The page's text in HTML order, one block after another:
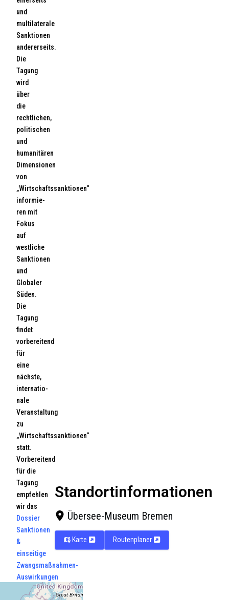
und
multilaterale
Sanktionen
andererseits.
Die
Tagung
wird
über
die
rechtlichen,
politischen
und
humanitären
Dimensionen
von
„Wirtschaftssanktionen“
informie-
ren mit
Fokus
auf
westliche
Sanktionen
und
Globaler
Süden.
Die
Tagung
findet
vorbereitend
für
eine
nächste,
internatio-
nale
Veranstaltung
zu
„Wirtschaftssanktionen“
statt.
Vorbereitend
für die
Tagung
empfehlen
wir das
Dossier
Sanktionen
&
einseitige
Zwangsmaßnahmen-
Auswirkungen
Standortinformationen
Übersee-Museum Bremen
Karte Routenplaner